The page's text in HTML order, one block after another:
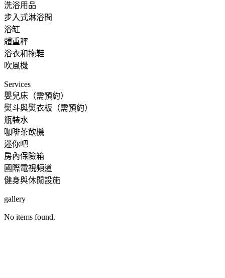
洗浴用品
步入式淋浴間
浴缸
體重秤
浴衣和拖鞋
吹風機
Services
嬰兒床（需預約）
熨斗與熨衣板（需預約）
瓶裝水
咖啡茶飲機
迷你吧
房內保險箱
國際電視頻道
健身與休閒設施
gallery
No items found.